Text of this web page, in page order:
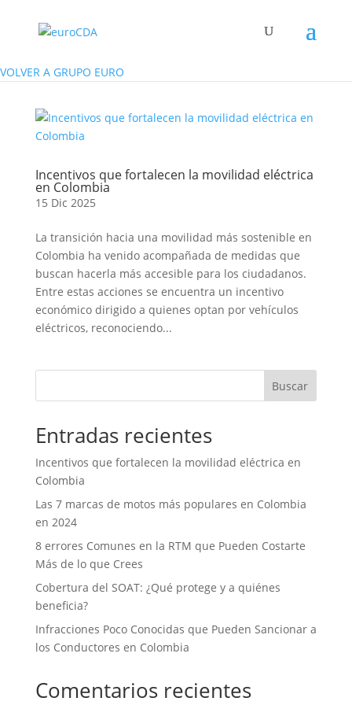
VOLVER A GRUPO EURO
Incentivos que fortalecen la movilidad eléctrica
en Colombia
15 Dic 2025
La transición hacia una movilidad más sostenible en
Colombia ha venido acompañada de medidas que
buscan hacerla más accesible para los ciudadanos.
Entre estas acciones se encuentra un incentivo
económico dirigido a quienes optan por vehículos
eléctricos, reconociendo...
Buscar
Entradas recientes
Incentivos que fortalecen la movilidad eléctrica en
Colombia
Las 7 marcas de motos más populares en Colombia
en 2024
8 errores Comunes en la RTM que Pueden Costarte
Más de lo que Crees
Cobertura del SOAT: ¿Qué protege y a quiénes
beneficia?
Infracciones Poco Conocidas que Pueden Sancionar a
los Conductores en Colombia
Comentarios recientes